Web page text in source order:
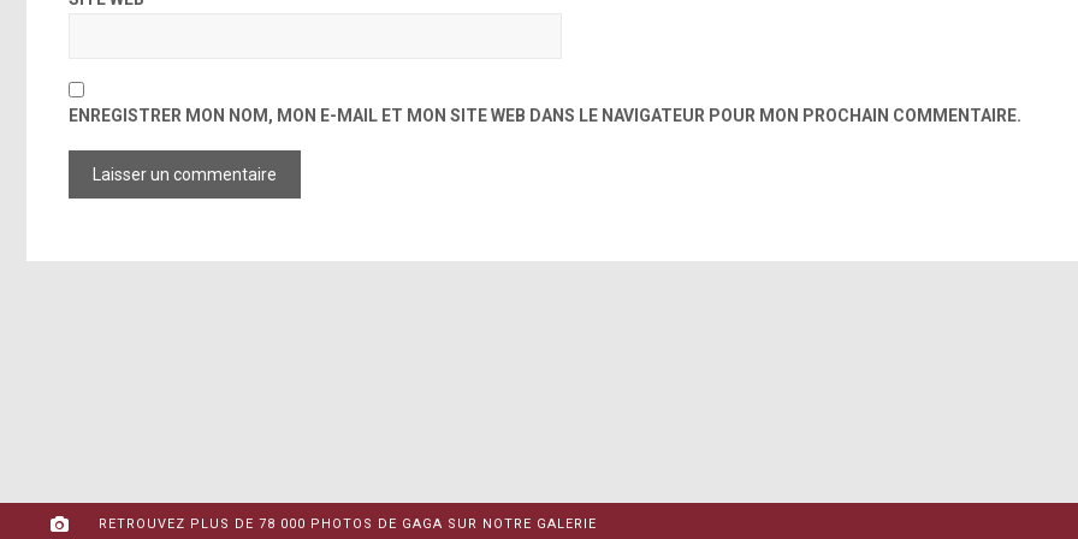
ENREGISTRER MON NOM, MON E-MAIL ET MON SITE WEB DANS LE NAVIGATEUR POUR MON PROCHAIN COMMENTAIRE.
RETROUVEZ PLUS DE 78 000 PHOTOS DE GAGA SUR NOTRE GALERIE